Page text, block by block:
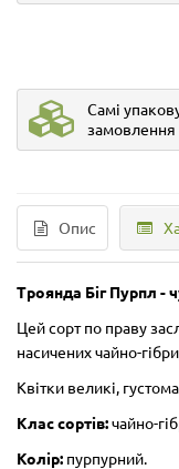
Самі
замовлення
Опис
Троянда Біг Пурпл -
Цей сорт по праву
насичених чайно-
Квітки великі,
Клас сортів:чайно-
Колір: пурпурний.